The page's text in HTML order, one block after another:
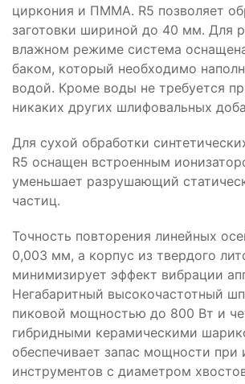
циркония и ПММА. R5 позволяет
заготовки шириной до 40 мм. Для
влажном режиме система
баком, который необходимо
водой. Кроме воды не требуется
никаких других шлифовальных
Для сухой обработки
R5 оснащен встроенным
уменьшает разрушающий
частиц.
Точность повторения линейных
0,003 мм, а корпус из твердого
минимизирует эффект вибрации
Негабаритный высокочастотный
пиковой мощностью до 800 Вт и
гибридными керамическими
обеспечивает запас мощности при
инструментов с диаметром